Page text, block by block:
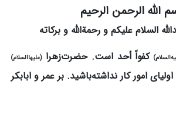
الله الرحمن الرحیم
السلام علیکم و رحمةالله و برکاته
کفواً أحد است. حضرت‌زهرا(علیهاالسلام)
امور کار نداشته‌باشید. بر عمر و ابابکر